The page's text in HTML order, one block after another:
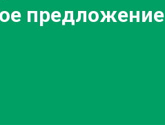
предложение